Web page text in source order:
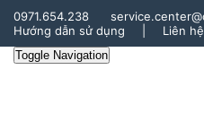
0971.654.238
Hướng dẫn sử dụng
Liên hệ
Toggle Navigation